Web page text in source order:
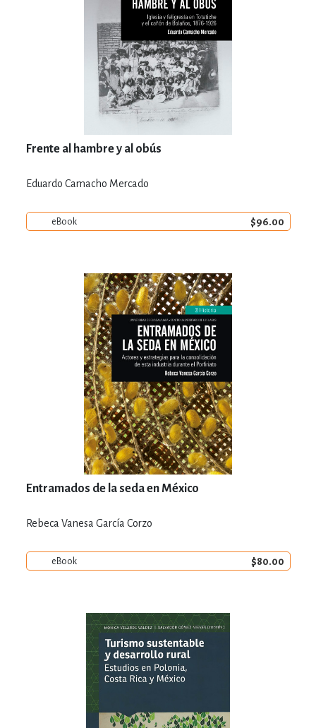
Frente al hambre y al obús
Eduardo Camacho Mercado
eBook $96.00
Entramados de la seda en México
Rebeca Vanesa García Corzo
eBook $80.00